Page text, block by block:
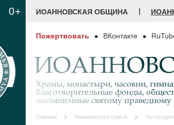
0+ ИОАННОВСКАЯ ОБЩИНА |
Пожертвовать ВКонтакте
Храмы, монастыри, часовни,
благотворительные фонды,
посвященные святому
Главная Иоанновская семья